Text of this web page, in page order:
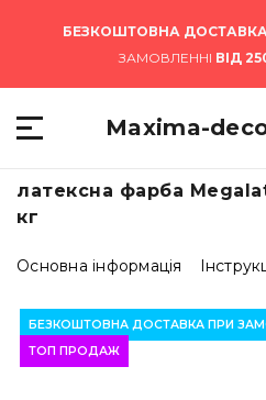
БЕЗКОШТОВНА
ЗАМОВЛЕННІ ВІД
Maxima-
латексна фарба
кг
Основна інформація
БЕЗКОШТОВНА ДОСТАВКА ПРИ
ТОП ПРОДАЖ